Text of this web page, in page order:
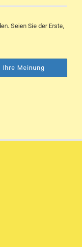
Seien Sie der Erste,
Ihre Meinung